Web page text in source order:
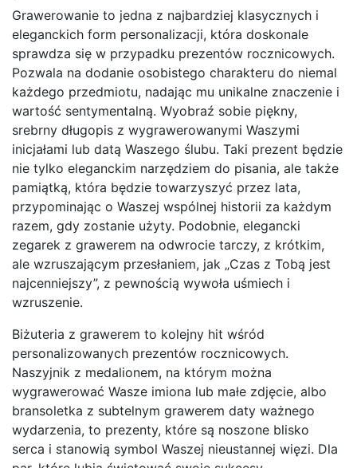
Grawerowanie to jedna z najbardziej klasycznych i
eleganckich form personalizacji, która doskonale
sprawdza się w przypadku prezentów rocznicowych.
Pozwala na dodanie osobistego charakteru do niemal
każdego przedmiotu, nadając mu unikalne znaczenie i
wartość sentymentalną. Wyobraź sobie piękny,
srebrny długopis z wygrawerowanymi Waszymi
inicjałami lub datą Waszego ślubu. Taki prezent będzie
nie tylko eleganckim narzędziem do pisania, ale także
pamiątką, która będzie towarzyszyć przez lata,
przypominając o Waszej wspólnej historii za każdym
razem, gdy zostanie użyty. Podobnie, elegancki
zegarek z grawerem na odwrocie tarczy, z krótkim,
ale wzruszającym przesłaniem, jak „Czas z Tobą jest
najcenniejszy”, z pewnością wywoła uśmiech i
wzruszenie.
Biżuteria z grawerem to kolejny hit wśród
personalizowanych prezentów rocznicowych.
Naszyjnik z medalionem, na którym można
wygrawerować Wasze imiona lub małe zdjęcie, albo
bransoletka z subtelnym grawerem daty ważnego
wydarzenia, to prezenty, które są noszone blisko
serca i stanowią symbol Waszej nieustannej więzi. Dla